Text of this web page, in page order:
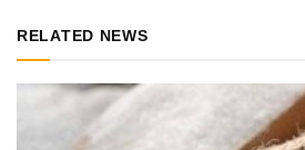
RELATED NEWS